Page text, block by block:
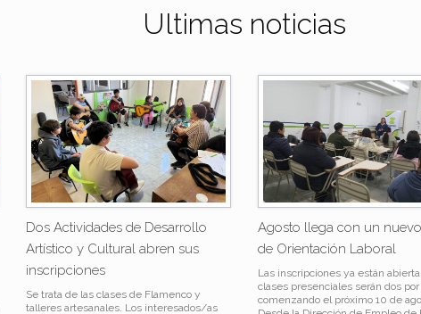
Ultimas noticias
Dos Actividades de Desarrollo
Artístico y Cultural abren sus
inscripciones
Se trata de las clases de Flamenco y
talleres artesanales. Los interesados/as
Agosto llega con un
de Orientación Laboral
Las inscripciones ya están
clases presenciales serán dos por
comenzando el próximo 10 de